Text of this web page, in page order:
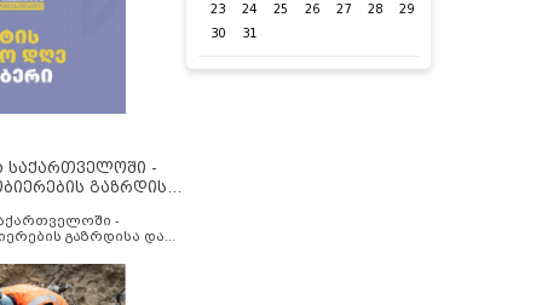
საქართველოში -
გაზრდისა
-
გაზრდისა და
23
24 25 26 27 28
29
30
31